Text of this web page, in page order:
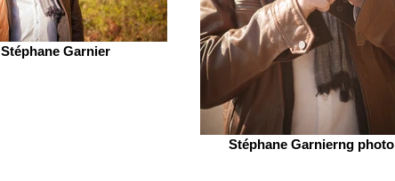
Stéphane Garnier
Stéphane Garnierng photo